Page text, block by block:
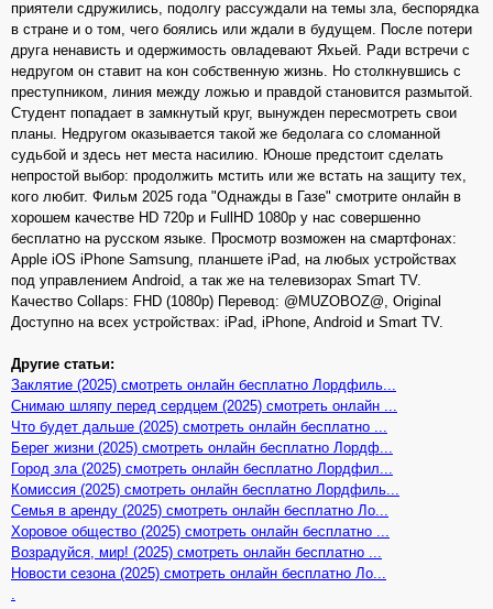
приятели сдружились, подолгу рассуждали на темы зла, беспорядка
в стране и о том, чего боялись или ждали в будущем. После потери
друга ненависть и одержимость овладевают Яхьей. Ради встречи с
недругом он ставит на кон собственную жизнь. Но столкнувшись с
преступником, линия между ложью и правдой становится размытой.
Студент попадает в замкнутый круг, вынужден пересмотреть свои
планы. Недругом оказывается такой же бедолага со сломанной
судьбой и здесь нет места насилию. Юноше предстоит сделать
непростой выбор: продолжить мстить или же встать на защиту тех,
кого любит. Фильм 2025 года "Однажды в Газе" смотрите онлайн в
хорошем качестве HD 720p и FullHD 1080p у нас совершенно
бесплатно на русском языке. Просмотр возможен на смартфонах:
Apple iOS iPhone Samsung, планшете iPad, на любых устройствах
под управлением Android, а так же на телевизорах Smart TV.
Качество Collaps: FHD (1080p) Перевод: @MUZOBOZ@, Original
Доступно на всех устройствах: iPad, iPhone, Android и Smart TV.
Другие статьи:
Заклятие (2025) смотреть онлайн бесплатно Лордфиль...
Снимаю шляпу перед сердцем (2025) смотреть онлайн ...
Что будет дальше (2025) смотреть онлайн бесплатно ...
Берег жизни (2025) смотреть онлайн бесплатно Лордф...
Город зла (2025) смотреть онлайн бесплатно Лордфил...
Комиссия (2025) смотреть онлайн бесплатно Лордфиль...
Семья в аренду (2025) смотреть онлайн бесплатно Ло...
Хоровое общество (2025) смотреть онлайн бесплатно ...
Возрадуйся, мир! (2025) смотреть онлайн бесплатно ...
Новости сезона (2025) смотреть онлайн бесплатно Ло...
.